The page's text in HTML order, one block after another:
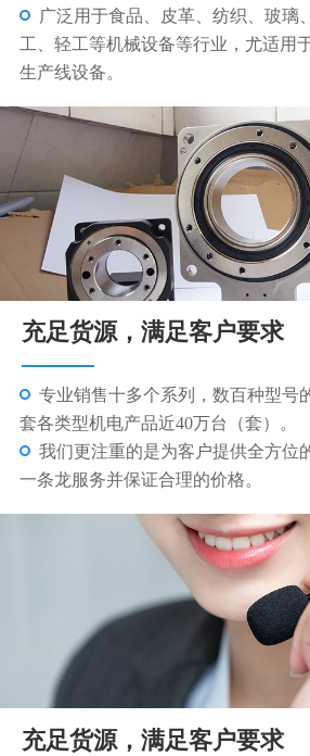
一条龙服务并保证合理的价格。
充足货源，满足客户要求
技术人员为您免费提供选型、安装
务，专业物流团队，现货48小时发货
更换服务。
完善的售后服务，一对一的服务专
快速、准确的解决您和设备故障及技